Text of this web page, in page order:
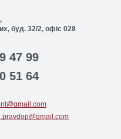
буд. 32/2, офіс 028
47 99
51 64